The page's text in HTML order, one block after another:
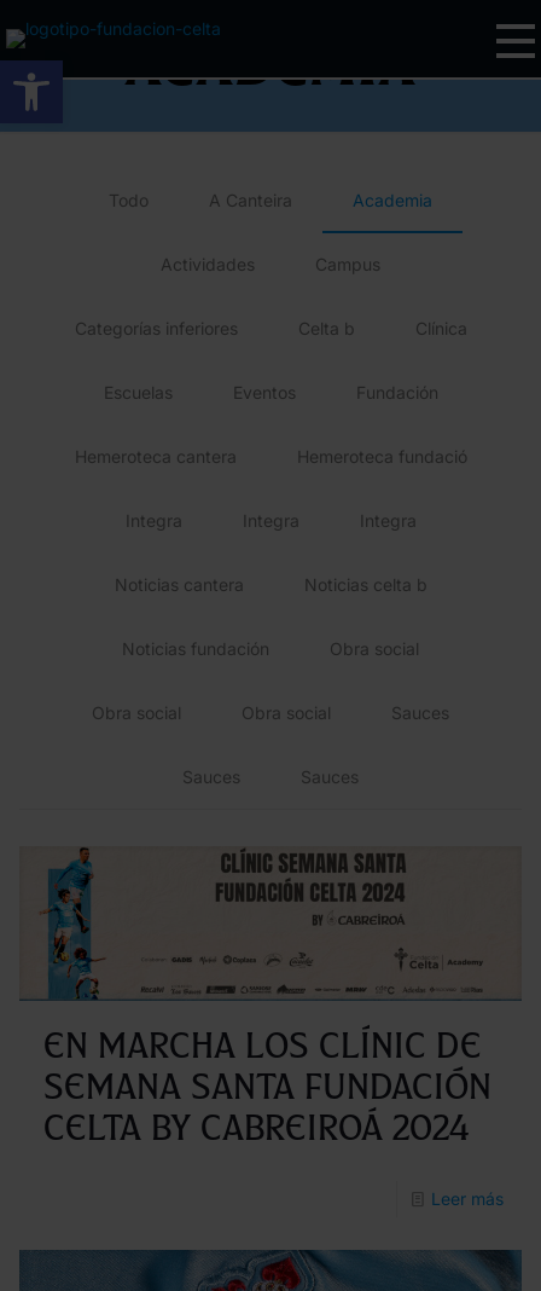
Abrir barra de herramientas
Academia
Todo A Canteira Academia
Actividades Campus
Categorías inferiores Celta b Clínica
Escuelas Eventos Fundación
Hemeroteca cantera Hemeroteca fundació
Integra Integra Integra
Noticias cantera Noticias celta b
Noticias fundación Obra social
Obra social Obra social Sauces
Sauces Sauces
En marcha los clínic de
Semana Santa Fundación
Celta by Cabreiroá 2024
Leer más-